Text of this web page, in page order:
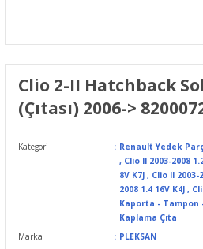
Clio 2-II Hatchback
(Çıtası) 2006->
Kategori Renault Yedek
, Clio II 2003-2008
8V K7J , Clio II 2003-
2008 1.4 16V K4J ,
Kaporta - Tampon
Kaplama Çıta
Marka
PLEKSAN